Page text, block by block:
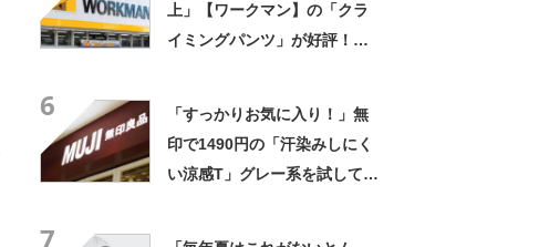
上」【ワークマン】の「クラ
イミングパンツ」が好評！
6
「すっかりお気に入り！」無
印で1490円の「汗染みしにく
い涼感T」グレー系を試してみ
7